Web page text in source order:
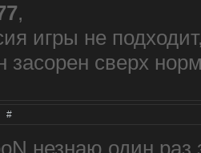
,
игры не
засорен сверх
#